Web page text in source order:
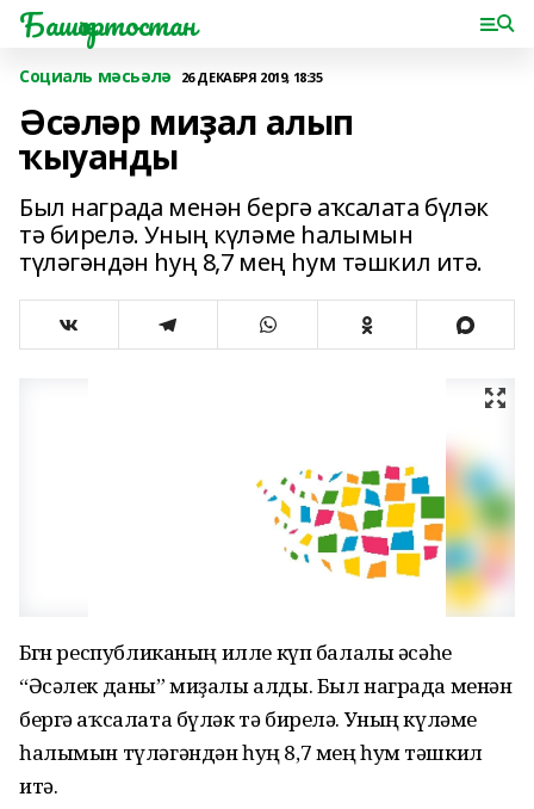
Башҡортостан
Социаль мәсьәлә 26 ДЕКАБРЯ 2019, 18:35
Әсәләр миҙал алып
ҡыуанды
Был награда менән бергә аҡсалата бүләк
тә бирелә. Уның күләме һалымын
түләгәндән һуң 8,7 мең һум тәшкил итә.
Бөгөн республиканың илле күп балалы әсәһе
“Әсәлек даны” миҙалы алды. Был награда менән
бергә аҡсалата бүләк тә бирелә. Уның күләме
һалымын түләгәндән һуң 8,7 мең һум тәшкил
итә.